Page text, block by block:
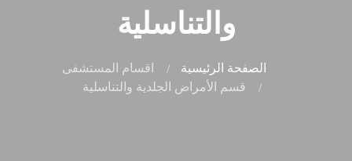
والتناسلية
الصفحة الرئيسية
اقسام المستشفى
قسم الأمراض الجلدية والتناسلية